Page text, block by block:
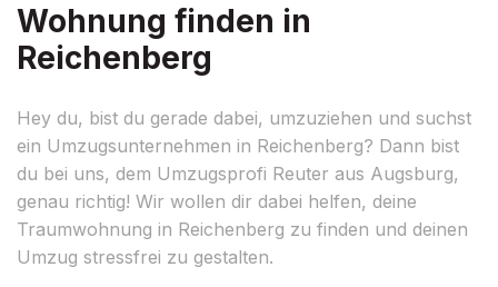
Wohnung finden in
Reichenberg
Hey du, bist du gerade dabei, umzuziehen und suchst
ein Umzugsunternehmen in Reichenberg? Dann bist
du bei uns, dem Umzugsprofi Reuter aus Augsburg,
genau richtig! Wir wollen dir dabei helfen, deine
Traumwohnung in Reichenberg zu finden und deinen
Umzug stressfrei zu gestalten.